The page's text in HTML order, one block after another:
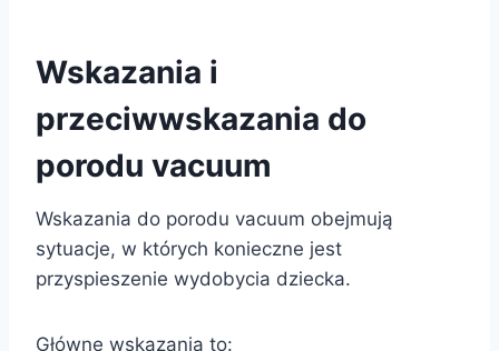
Wskazania i
przeciwwskazania do
porodu vacuum
Wskazania do porodu vacuum obejmują
sytuacje, w których konieczne jest
przyspieszenie wydobycia dziecka.
Główne wskazania to: